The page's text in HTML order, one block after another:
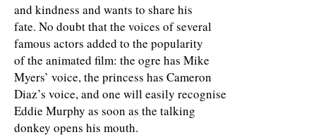
and kindness and wants to share his
fate. No doubt that the voices of several
famous actors added to the popularity
of the animated film: the ogre has Mike
Myers’ voice, the princess has Cameron
Diaz’s voice, and one will easily recognise
Eddie Murphy as soon as the talking
donkey opens his mouth.